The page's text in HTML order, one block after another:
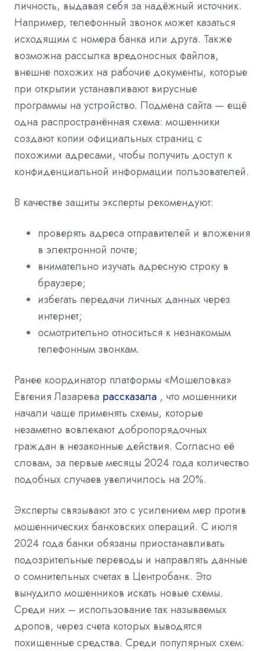
личность, выдавая себя за надёжный источник.
Например, телефонный звонок может казаться
исходящим с номера банка или друга. Также
возможна рассылка вредоносных файлов,
внешне похожих на рабочие документы, которые
при открытии устанавливают вирусные
программы на устройство. Подмена сайта — ещё
одна распространённая схема: мошенники
создают копии официальных страниц с
похожими адресами, чтобы получить доступ к
конфиденциальной информации пользователей.
В качестве защиты эксперты рекомендуют:
проверять адреса отправителей и вложения
в электронной почте;
внимательно изучать адресную строку в
браузере;
избегать передачи личных данных через
интернет;
осмотрительно относиться к незнакомым
телефонным звонкам.
Ранее координатор платформы «Мошеловка»
Евгения Лазарева рассказала , что мошенники
начали чаще применять схемы, которые
незаметно вовлекают добропорядочных
граждан в незаконные действия. Согласно её
словам, за первые месяцы 2024 года количество
подобных случаев увеличилось на 20%.
Эксперты связывают это с усилением мер против
мошеннических банковских операций. С июля
2024 года банки обязаны приостанавливать
подозрительные переводы и направлять данные
о сомнительных счетах в Центробанк. Это
вынудило мошенников искать новые схемы.
Среди них – использование так называемых
дропов, через счета которых выводятся
похищенные средства. Среди популярных схем: